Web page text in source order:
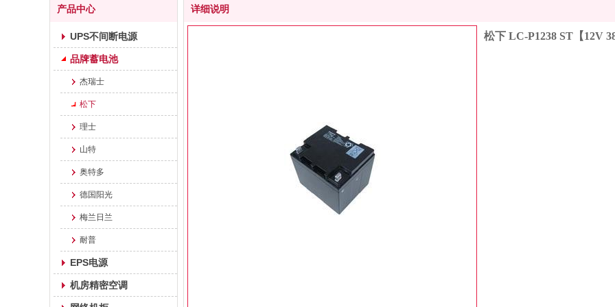
产品中心
UPS不间断电源
品牌蓄电池
杰瑞士
松下
理士
山特
奥特多
德国阳光
梅兰日兰
耐普
EPS电源
机房精密空调
详细说明
松下 LC-P1238 ST【12V